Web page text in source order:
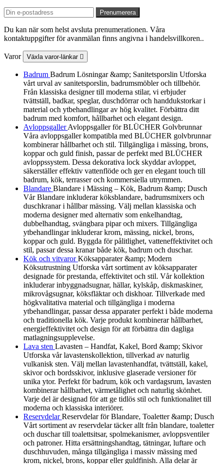
Du kan när som helst avsluta prenumerationen. Våra
kontaktuppgifter för avanmälan finns angivna i handelsvillkoren..
Varor Växla varor-länkar 
Badrum Badrum Lösningar &amp; Sanitetsporslin Utforska
vårt urval av sanitetsporslin, badrumsmöbler och tillbehör.
Från klassiska designer till moderna stilar, vi erbjuder
tvättställ, badkar, speglar, duschdörrar och handdukstorkar i
material och ytbehandlingar av hög kvalitet. Förbättra ditt
badrum med komfort, hållbarhet och elegant design.
AvloppsgallerAvloppsgaller för BLÜCHER Golvbrunnar
Våra avloppsgaller kompatibla med BLÜCHER golvbrunnar
kombinerar hållbarhet och stil. Tillgängliga i mässing, brons,
koppar och guld finish, passar de perfekt med BLÜCHER
avloppssystem. Dessa dekorativa lock skyddar avloppet,
säkerställer effektiv vattenflöde och ger en elegant touch till
badrum, kök, terrasser och kommersiella utrymmen.
Blandare Blandare i Mässing – Kök, Badrum &amp; Dusch
Vår Blandare inkluderar köksblandare, badrumsmixers och
duschkranar i hållbar mässing. Välj mellan klassiska och
moderna designer med alternativ som enkelhandtag,
dubbelhandtag, svängbara pipar och mixers. Tillgängliga
ytbehandlingar inkluderar krom, mässing, nickel, brons,
koppar och guld. Byggda för pålitlighet, vatteneffektivitet och
stil, passar dessa kranar både kök, badrum och duschar.
Kök och vitvarorKöksapparater &amp; Modern
Köksutrustning Utforska vårt sortiment av köksapparater
designade för prestanda, effektivitet och stil. Vår kollektion
inkluderar inbyggnadsugnar, hällar, kylskåp, diskmaskiner,
mikrovågsugnar, köksfläktar och diskhoar. Tillverkade med
högkvalitativa material och tillgängliga i moderna
ytbehandlingar, passar dessa apparater perfekt i både moderna
och traditionella kök. Varje produkt kombinerar hållbarhet,
energieffektivitet och design för att förbättra din dagliga
matlagningsupplevelse.
Lava sten Lavasten – Handfat, Kakel, Bord &amp; Skivor
Utforska vår lavastenskollektion, tillverkad av naturlig
vulkanisk sten. Välj mellan lavastenhandfat, tvättställ, kakel,
skivor och bordsskivor, inklusive glaserade versioner för
unika ytor. Perfekt för badrum, kök och vardagsrum, lavasten
kombinerar hållbarhet, värmetålighet och naturlig skönhet.
Varje del är designad för att ge tidlös stil och funktionalitet till
moderna och klassiska interiörer.
ReservdelarReservdelar för Blandare, Toaletter &amp; Dusch
Vårt sortiment av reservdelar täcker allt från blandare, toaletter
och duschar till toalettsitsar, spolmekanismer, avloppsventiler
och patroner. Hitta ersättningshandtag, tätningar, luftare och
duschhuvuden, många tillgängliga i massiv mässing med
krom, nickel, brons, koppar eller guldfinish. Alla delar är